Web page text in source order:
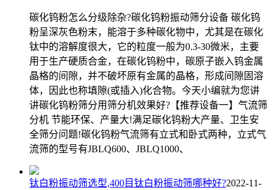
碳化钨粉怎么分级除杂?碳化钨粉振动筛分设备 碳化钨
粉呈深灰色粉末，能溶于多种碳化物中，尤其是在碳化
钛中的溶解度很大，它的粒度一般为0.3-30微米，主要
用于生产硬质合金，在碳化钨粉中，碳原子嵌入钨金属
晶格的间隙，并不破坏原有金属的晶格，形成间隙固溶
体，因此也称填隙(或插入)化合物。今天小编就为您讲
讲碳化钨粉筛分用筛分机效果好?【推荐设备一】气流筛
分机 节能环保、产量大!满足碳化钨粉大产量、卫生安
全筛分问题!碳化钨粉气流筛有立式和卧式两种，立式气
流筛的型号有JBLQ600、JBLQ1000、
钛白粉振动筛选型,400目钛白粉振动筛哪种好?2022-11-